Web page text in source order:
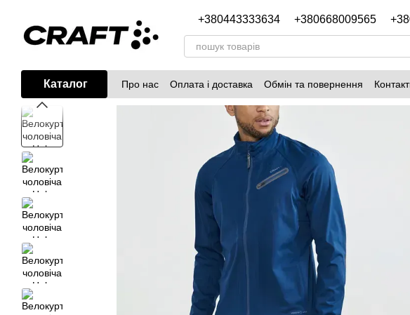
+380443333634 +380668009565
Каталог Про нас Оплата і доставка Обмін та повернення